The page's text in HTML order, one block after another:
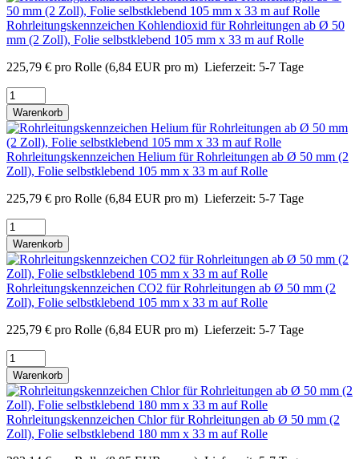
Rohrleitungskennzeichen Kohlendioxid für Rohrleitungen ab Ø 50
mm (2 Zoll), Folie selbstklebend 105 mm x 33 m auf Rolle
225,79 € pro Rolle (6,84 EUR pro m) Lieferzeit: 5-7 Tage
Warenkorb
Rohrleitungskennzeichen Helium für Rohrleitungen ab Ø 50 mm (2
Zoll), Folie selbstklebend 105 mm x 33 m auf Rolle
225,79 € pro Rolle (6,84 EUR pro m) Lieferzeit: 5-7 Tage
Warenkorb
Rohrleitungskennzeichen CO2 für Rohrleitungen ab Ø 50 mm (2
Zoll), Folie selbstklebend 105 mm x 33 m auf Rolle
225,79 € pro Rolle (6,84 EUR pro m) Lieferzeit: 5-7 Tage
Warenkorb
Rohrleitungskennzeichen Chlor für Rohrleitungen ab Ø 50 mm (2
Zoll), Folie selbstklebend 180 mm x 33 m auf Rolle